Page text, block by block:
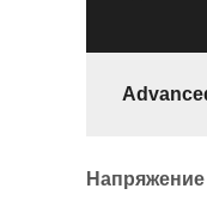
Напряжение